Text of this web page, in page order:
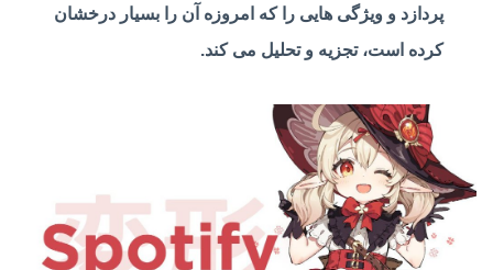
پردازد و ویژگی هایی را که امروزه آن را بسیار درخشان
کرده است، تجزیه و تحلیل می کند.